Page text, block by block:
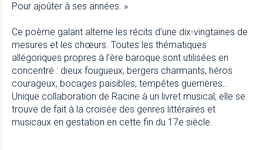
Pour ajoûter à ses années. »
Ce poème galant alterne les récits d’une dix-vingtaines de
mesures et les chœurs. Toutes les thématiques
allégoriques propres à l’ère baroque sont utilisées en
concentré : dieux fougueux, bergers charmants, héros
courageux, bocages paisibles, tempêtes guerrières…
Unique collaboration de Racine à un livret musical, elle se
trouve de fait à la croisée des genres littéraires et
musicaux en gestation en cette fin du 17e siècle.